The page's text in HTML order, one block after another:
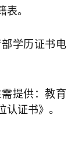
。
学历证书电
提供：教育
证书》。